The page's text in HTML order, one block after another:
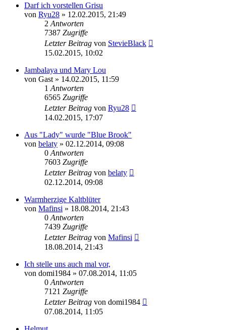
Darf ich vorstellen Grisu
von Ryu28 » 12.02.2015, 21:49
2 Antworten
7387 Zugriffe
Letzter Beitrag von StevieBlack
15.02.2015, 10:02
Jambalaya und Mary Lou
von Gast » 14.02.2015, 11:59
1 Antworten
6565 Zugriffe
Letzter Beitrag von Ryu28
14.02.2015, 17:07
Aus "Lady" wurde "Blue Brook"
von belaty » 02.12.2014, 09:08
0 Antworten
7603 Zugriffe
Letzter Beitrag von belaty
02.12.2014, 09:08
Warmherzige Kaltblüter
von Mafinsi » 18.08.2014, 21:43
0 Antworten
7439 Zugriffe
Letzter Beitrag von Mafinsi
18.08.2014, 21:43
Ich stelle uns auch mal vor,
von domi1984 » 07.08.2014, 11:05
0 Antworten
7121 Zugriffe
Letzter Beitrag von domi1984
07.08.2014, 11:05